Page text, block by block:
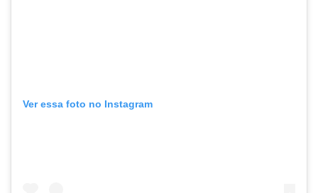
Ver essa foto no Instagram